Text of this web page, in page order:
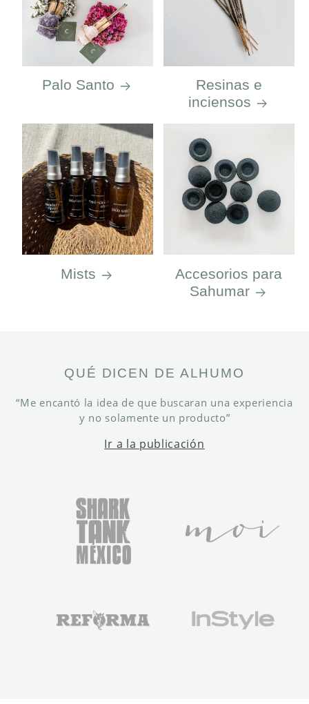
Palo Santo
Resinas e
inciensos
Mists
Accesorios para
Sahumar
QUÉ DICEN DE ALHUMO
“Me encantó la idea de que buscaran una experiencia
y no solamente un producto”
Ir a la publicación